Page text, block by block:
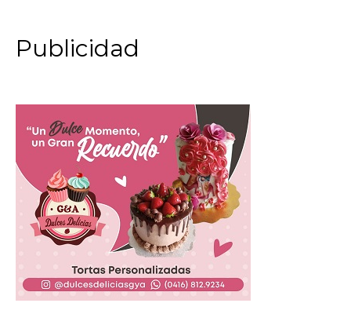
Publicidad